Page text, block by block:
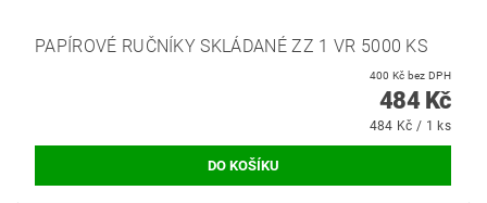
PAPÍROVÉ RUČNÍKY SKLÁDANÉ ZZ 1 VR 5000 KS
400 Kč bez DPH
484 Kč
484 Kč / 1 ks